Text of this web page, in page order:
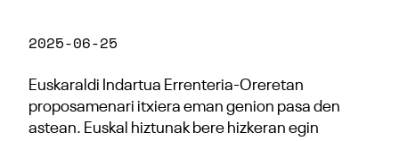
2025-06-25
Euskaraldi Indartua Errenteria-Oreretan
proposamenari itxiera eman genion pasa den
astean. Euskal hiztunak bere hizkeran egin